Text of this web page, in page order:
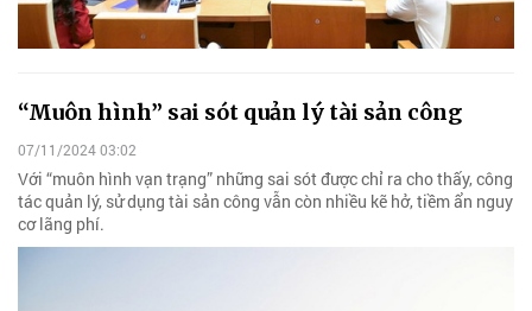
“Muôn hình” sai sót quản lý tài sản công
07/11/2024 03:02
Với “muôn hình vạn trạng” những sai sót được chỉ ra cho thấy, công
tác quản lý, sử dụng tài sản công vẫn còn nhiều kẽ hở, tiềm ẩn nguy
cơ lãng phí.